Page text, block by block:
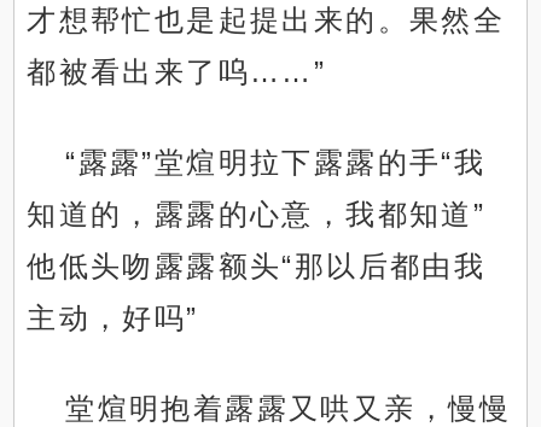
才想帮忙也是起提出来的。果然全
都被看出来了呜……”
“露露”堂煊明拉下露露的手“我
知道的，露露的心意，我都知道”
他低头吻露露额头“那以后都由我
主动，好吗”
堂煊明抱着露露又哄又亲，慢慢